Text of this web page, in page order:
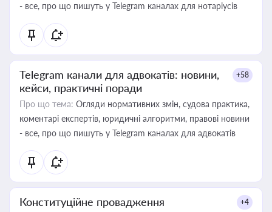
- все, про що пишуть у Telegram каналах для нотаріусів
Telegram канали для адвокатів: новини,
кейси, практичні поради
+58
Про що тема: Огляди нормативних змін, судова практика,
коментарі експертів, юридичні алгоритми, правові новини
- все, про що пишуть у Telegram каналах для адвокатів
Конституційне провадження +4